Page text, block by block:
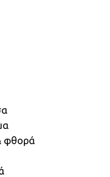
φθορά